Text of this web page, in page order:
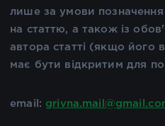
лише за умови позначення
на статтю, а також із
автора статті (якщо його
має бути відкритим для
email: